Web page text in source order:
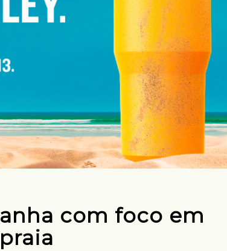
com foco em